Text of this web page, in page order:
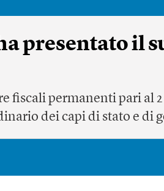
presentato il
fiscali permanenti pari al
dei capi di stato e di